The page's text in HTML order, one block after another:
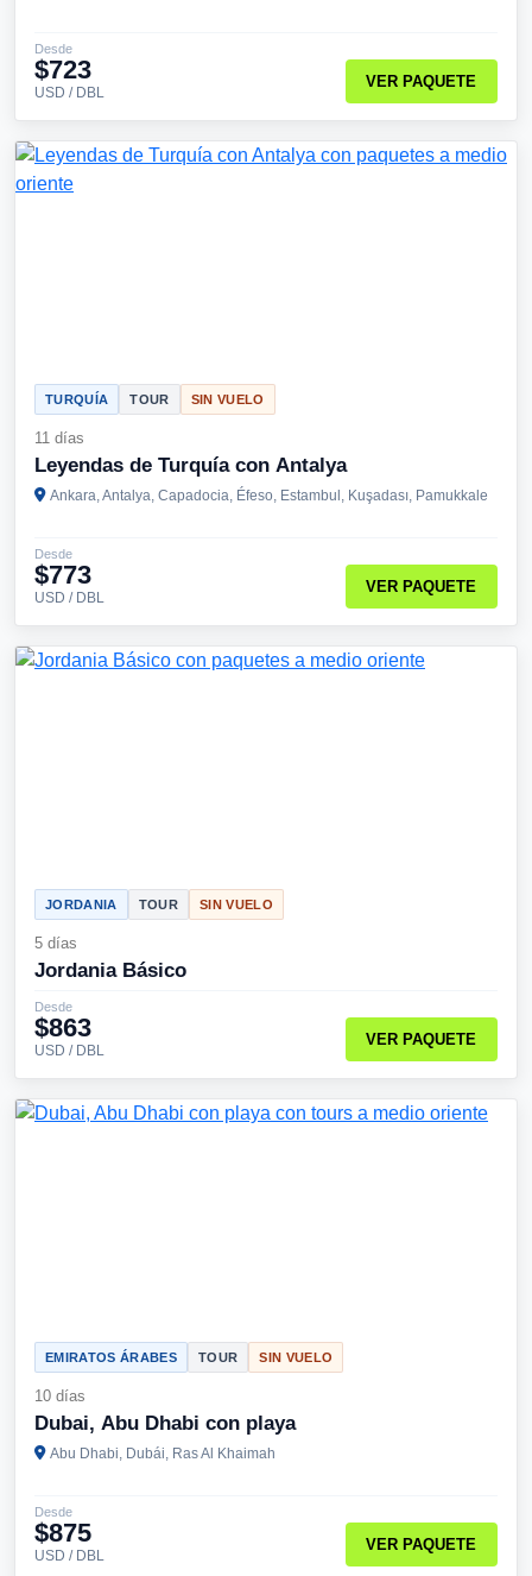
Desde
$723
USD / DBL
VER PAQUETE
TURQUÍA TOUR SIN VUELO
11 días
Leyendas de Turquía con Antalya
Ankara, Antalya, Capadocia, Éfeso, Estambul, Kuşadası, Pamukkale
Desde
$773
USD / DBL
VER PAQUETE
JORDANIA TOUR SIN VUELO
5 días
Jordania Básico
Desde
$863
USD / DBL
VER PAQUETE
EMIRATOS ÁRABES TOUR SIN VUELO
10 días
Dubai, Abu Dhabi con playa
Abu Dhabi, Dubái, Ras Al Khaimah
Desde
$875
USD / DBL
VER PAQUETE